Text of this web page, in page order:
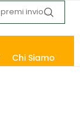
Chi Siamo